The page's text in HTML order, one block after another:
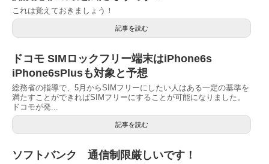
これは覚えておきましょう！
記事を読む
ドコモ SIMロックフリー端末はiPhone6s
iPhone6sPlusも対象と予想
総務省の指導で、5月からSIMフリーにしたい人はある一定の基準を
満たすことができればSIMフリーにすることが可能になりました。
ドコモが発...
記事を読む
ソフトバンク 通信制限厳しいです！